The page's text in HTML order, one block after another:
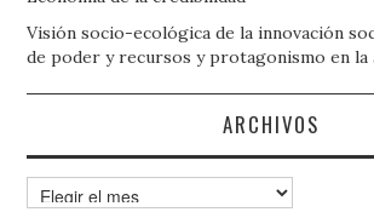
Visión socio-ecológica de la innovación
de poder y recursos y protagonismo en la
ARCHIVOS
Archivos